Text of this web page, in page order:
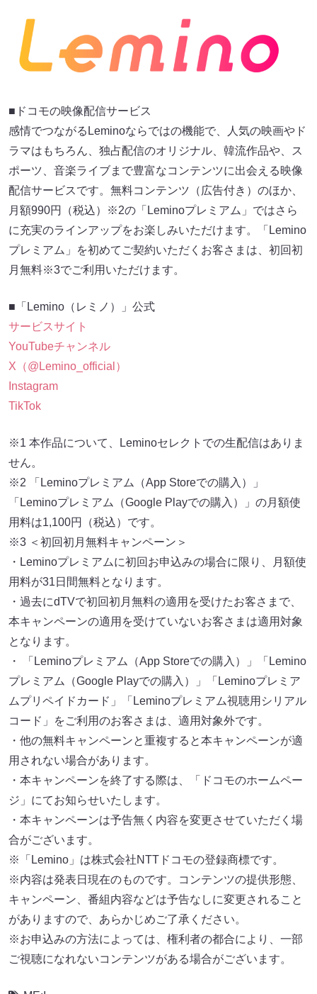
■ドコモの映像配信サービス
感情でつながるLeminoならではの機能で、人気の映画やド
ラマはもちろん、独占配信のオリジナル、韓流作品や、ス
ポーツ、音楽ライブまで豊富なコンテンツに出会える映像
配信サービスです。無料コンテンツ（広告付き）のほか、
月額990円（税込）※2の「Leminoプレミアム」ではさら
に充実のラインアップをお楽しみいただけます。「Lemino
プレミアム」を初めてご契約いただくお客さまは、初回初
月無料※3でご利用いただけます。
■「Lemino（レミノ）」公式
サービスサイト
YouTubeチャンネル
X（@Lemino_official）
Instagram
TikTok
※1 本作品について、Leminoセレクトでの生配信はありま
せん。
※2 「Leminoプレミアム（App Storeでの購入）」
「Leminoプレミアム（Google Playでの購入）」の月額使
用料は1,100円（税込）です。
※3 ＜初回初月無料キャンペーン＞
・Leminoプレミアムに初回お申込みの場合に限り、月額使
用料が31日間無料となります。
・過去にdTVで初回初月無料の適用を受けたお客さまで、
本キャンペーンの適用を受けていないお客さまは適用対象
となります。
・ 「Leminoプレミアム（App Storeでの購入）」「Lemino
プレミアム（Google Playでの購入）」「Leminoプレミア
ムプリペイドカード」「Leminoプレミアム視聴用シリアル
コード」をご利用のお客さまは、適用対象外です。
・他の無料キャンペーンと重複すると本キャンペーンが適
用されない場合があります。
・本キャンペーンを終了する際は、「ドコモのホームペー
ジ」にてお知らせいたします。
・本キャンペーンは予告無く内容を変更させていただく場
合がございます。
※「Lemino」は株式会社NTTドコモの登録商標です。
※内容は発表日現在のものです。コンテンツの提供形態、
キャンペーン、番組内容などは予告なしに変更されること
がありますので、あらかじめご了承ください。
※お申込みの方法によっては、権利者の都合により、一部
ご視聴になれないコンテンツがある場合がございます。